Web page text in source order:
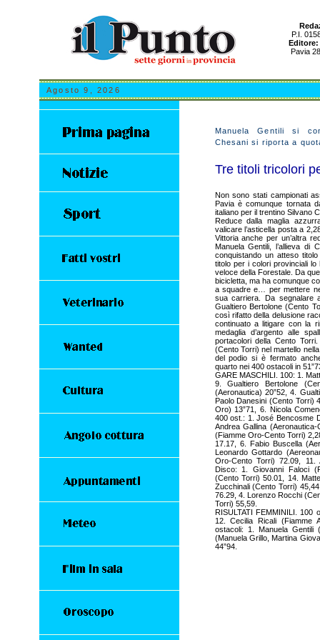
P.I.
Editore:
Pavia
Agosto 9, 2026
Manuela Gentili si
Chesani si riporta a
Tre titoli tricolori
Non sono stati campionati
Pavia è comunque tornata
italiano per il trentino Silvano
Reduce dalla maglia
valicare l’asticella posta a
Vittoria anche per un’altra
Manuela Gentili, l’allieva di
conquistando un atteso
titolo per i colori provinciali lo
veloce della Forestale. Da
bicicletta, ma ha comunque
a squadre e… per mettere
sua carriera. Da segnalare
Gualtiero Bertolone (Cento
così rifatto della delusione
continuato a litigare con la
medaglia d’argento alle
portacolori della Cento
(Cento Torri) nel martello
del podio si è fermato
quarto nei 400 ostacoli in
GARE MASCHILI. 100: 1.
9. Gualtiero Bertolone
(Aeronautica) 20”52, 4.
Paolo Danesini (Cento Torri)
Oro) 13”71, 6. Nicola
400 ost.: 1. José Bencosme
Andrea Gallina
(Fiamme Oro-Cento Torri)
17.17, 6. Fabio Buscella
Leonardo Gottardo
Oro-Cento Torri) 72.09, 11.
Disco: 1. Giovanni Faloci
(Cento Torri) 50.01, 14.
Zucchinali (Cento Torri)
76.29, 4. Lorenzo Rocchi
Torri) 55,59.
RISULTATI FEMMINILI. 100
12. Cecilia Ricali (Fiamme
ostacoli: 1. Manuela Gentili
(Manuela Grillo, Martina
44”94.